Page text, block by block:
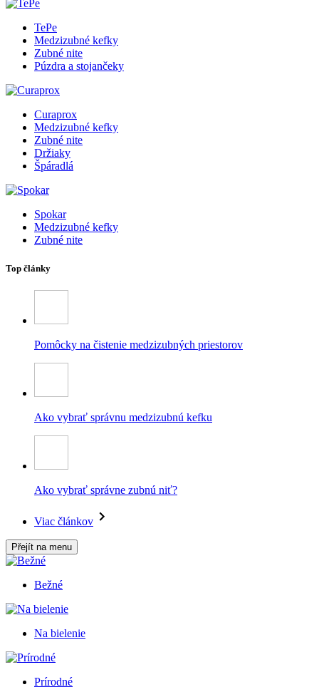
TePe
Medzizubné kefky
Zubné nite
Púzdra a stojančeky
Curaprox
Medzizubné kefky
Zubné nite
Držiaky
Špáradlá
Spokar
Medzizubné kefky
Zubné nite
Top články
Pomôcky na čistenie medzizubných priestorov
Ako vybrať správnu medzizubnú kefku
Ako vybrať správne zubnú niť?
Viac článkov
Přejít na menu
Bežné
Na bielenie
Prírodné